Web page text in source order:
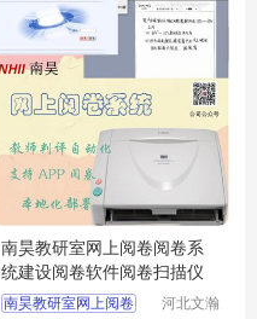
南昊教研室网上阅卷阅卷系
统建设阅卷软件阅卷扫描仪
南昊教研室网上阅卷
河北文瀚